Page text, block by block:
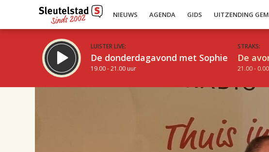
NIEUWS AGENDA GIDS UITZENDING
LUISTER LIVE:
De donderdagavond met Sophie
19.00 - 21.00 uur
STRAKS:
De
21.00 -